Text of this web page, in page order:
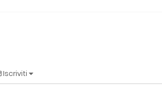
Iscriviti